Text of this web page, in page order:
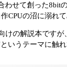
わせて創った8bit
CPUの沼に溺れ
けの解説本です
いうテーマに触